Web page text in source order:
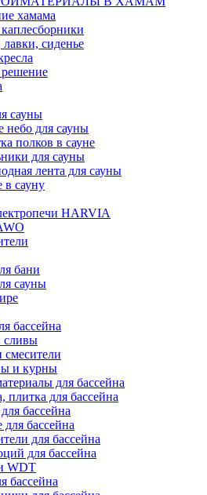
хамама
сиденье
решение
сауны
небо для сауны
полков в сауне
для сауны
лента для сауны
в сауну
HARVIA
бани
сауны
бассейна
сливы
и курны
для бассейна
плитка для бассейна
бассейна
бассейна
для бассейна
для бассейна
WDT
бассейна